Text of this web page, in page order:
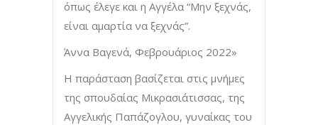
όπως έλεγε και η Αγγέλα “Μην ξεχνάς,
είναι αμαρτία να ξεχνάς”.
Άννα Βαγενά, Φεβρουάριος 2022»
Η παράσταση βασίζεται στις μνήμες
της σπουδαίας Μικρασιάτισσας, της
Αγγελικής Παπάζογλου, γυναίκας του